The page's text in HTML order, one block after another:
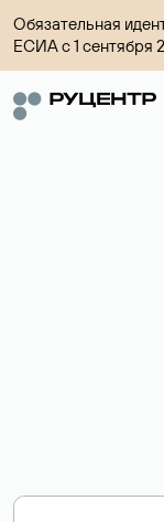
Обязательная
ЕСИА с 1 сентября